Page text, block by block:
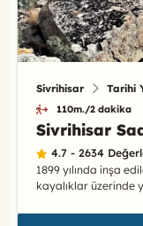
Sivrihisar Tarihi
110m./2 dakika
Sivrihisar
4.7 - 2634
1899 yılında inşa
kayalıklar üzerinde